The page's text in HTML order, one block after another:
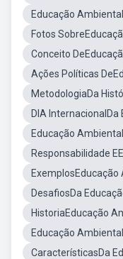
Educação
Fotos
Conceito
Ações Políticas
MetodologiaDa
DIA InternacionalDa
Educação
Responsabilidade
ExemplosEducação
DesafiosDa
HistoriaEducação
Educação
CaracterísticasDa